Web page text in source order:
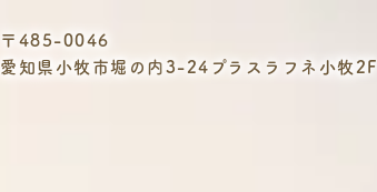
〒485-0046
愛知県小牧市堀の内 3-24プラスラフネ小牧2F